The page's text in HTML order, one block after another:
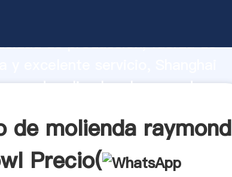
de producción, fuerza de
molino bowl proveedor
de molienda raymond
Precio(